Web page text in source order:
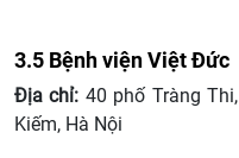
3.5 Bệnh viện Việt Đức
Địa chỉ: 40 phố Tràng
Kiếm, Hà Nội